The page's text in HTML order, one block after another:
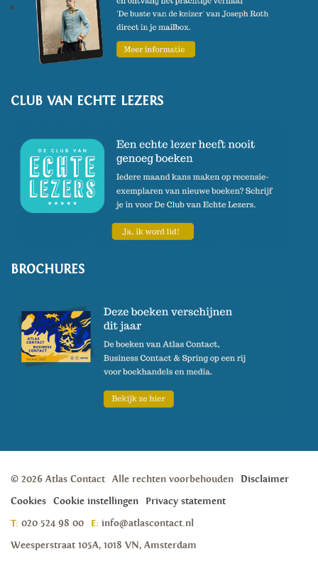
CLUB VAN ECHTE LEZERS
BROCHURES
© 2026 Atlas Contact Alle rechten voorbehouden
Disclaimer
Cookies
Cookie instellingen
Privacy statement
T: 020 524 98 00 E: info@atlascontact.nl
Weesperstraat 105A, 1018 VN, Amsterdam